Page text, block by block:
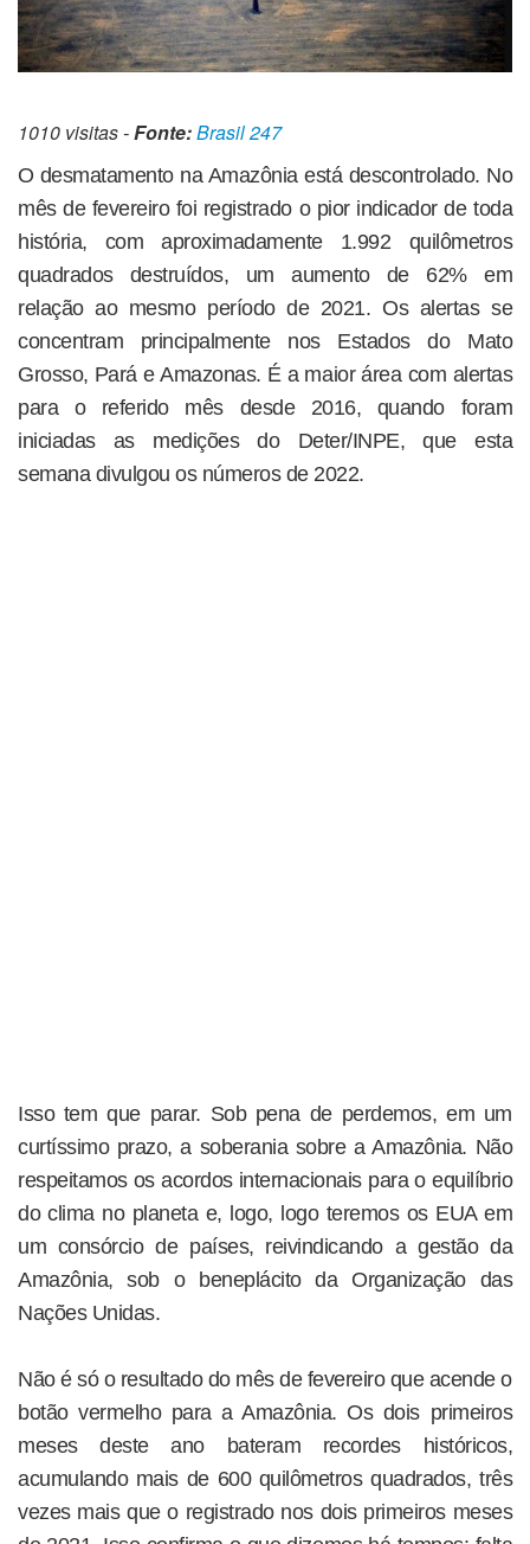
1010 visitas -Fonte:Brasil 247
O desmatamento na Amazônia está descontrolado. No
mês de fevereiro foi registrado o pior indicador de toda
história, com aproximadamente 1.992 quilômetros
quadrados destruídos, um aumento de 62% em
relação ao mesmo período de 2021. Os alertas se
concentram principalmente nos Estados do Mato
Grosso, Pará e Amazonas. É a maior área com alertas
para o referido mês desde 2016, quando foram
iniciadas as medições do Deter/INPE, que esta
semana divulgou os números de 2022.
Isso tem que parar. Sob pena de perdemos, em um
curtíssimo prazo, a soberania sobre a Amazônia. Não
respeitamos os acordos internacionais para o equilíbrio
do clima no planeta e, logo, logo teremos os EUA em
um consórcio de países, reivindicando a gestão da
Amazônia, sob o beneplácito da Organização das
Nações Unidas.
Não é só o resultado do mês de fevereiro que acende o
botão vermelho para a Amazônia. Os dois primeiros
meses deste ano bateram recordes históricos,
acumulando mais de 600 quilômetros quadrados, três
vezes mais que o registrado nos dois primeiros meses